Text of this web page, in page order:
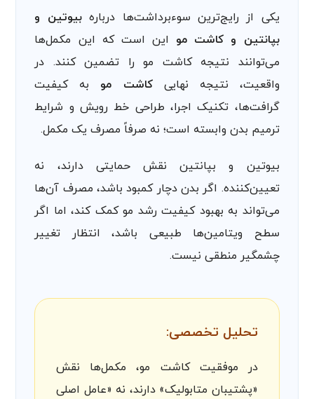
یکی از رایج‌ترین سوءبرداشت‌ها دربارهبیوتین و
بپانتین و کاشت مو این است که این مکمل‌ها
می‌توانند نتیجه کاشت مو را تضمین کنند. در
واقعیت، نتیجه نهاییکاشت مو به کیفیت
گرافت‌ها، تکنیک اجرا، طراحی خط رویش و شرایط
ترمیم بدن وابسته است؛ نه صرفاً مصرف یک مکمل.
بیوتین و بپانتین نقش حمایتی دارند، نه
تعیین‌کننده. اگر بدن دچار کمبود باشد، مصرف آن‌ها
می‌تواند به بهبود کیفیت رشد مو کمک کند، اما اگر
سطح ویتامین‌ها طبیعی باشد، انتظار تغییر
چشمگیر منطقی نیست.
تحلیل تخصصی:
در موفقیت کاشت مو، مکمل‌ها نقش
«پشتیبان متابولیک» دارند، نه «عامل اصلی